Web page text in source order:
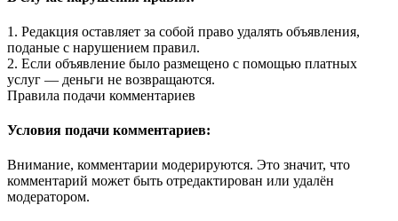
1. Редакция оставляет за собой право удалять объявления,
поданые с нарушением правил.
2. Если объявление было размещено с помощью платных
услуг — деньги не возвращаются.
Правила подачи комментариев
Условия подачи комментариев:
Внимание, комментарии модерируются. Это значит, что
комментарий может быть отредактирован или удалён
модератором.